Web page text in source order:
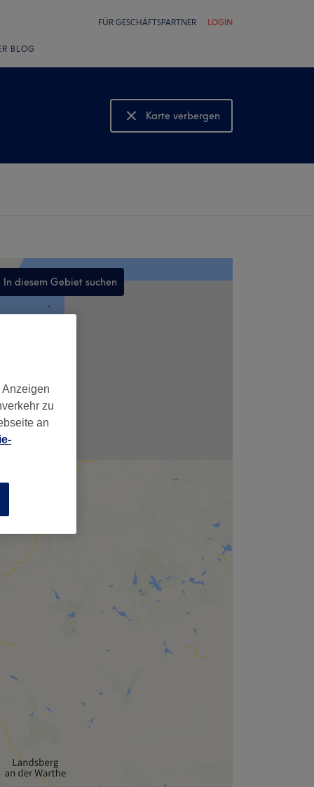
FÜR GESCHÄFTSPARTNER LOGIN
BLOG
Karte verbergen
Karte anzeigen
In diesem Gebiet suchen
,
zu
an